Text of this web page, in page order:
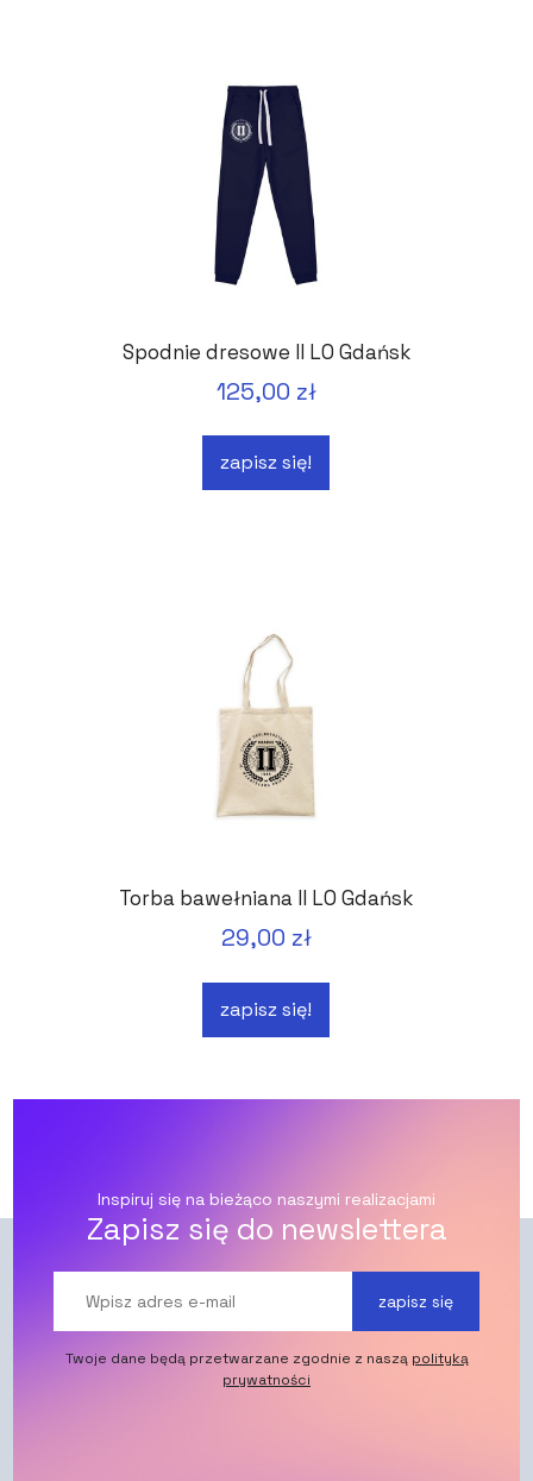
Spodnie dresowe II LO Gdańsk
125,00 zł
zapisz się!
Torba bawełniana II LO Gdańsk
29,00 zł
zapisz się!
Inspiruj się na bieżąco naszymi realizacjami
Zapisz się do newslettera
zapisz się
Twoje dane będą przetwarzane zgodnie z naszą polityką
prywatności